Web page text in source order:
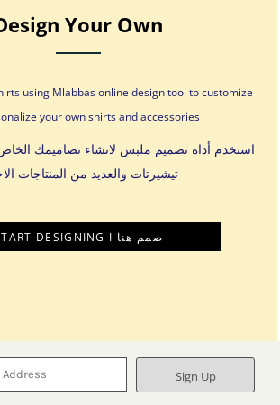
Your Own
using Mlabbas online design tool to customize
your own shirts and accessories
استخدم أداة تصميم ملبس لانشاء تصاميمك
تيشيرتات والعديد من المنتاجات
START DESIGNING I صمم هنا
Sign Up